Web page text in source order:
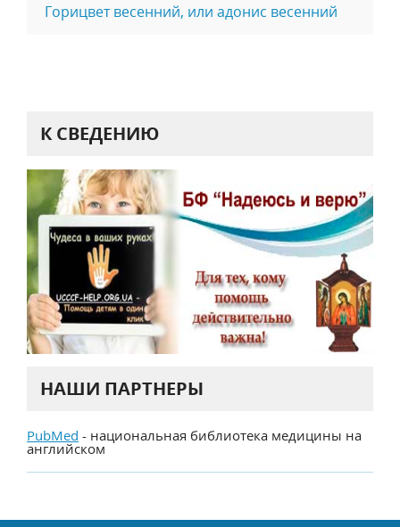
Горицвет весенний, или адонис весенний
К СВЕДЕНИЮ
НАШИ ПАРТНЕРЫ
PubMed - национальная библиотека медицины на
английском